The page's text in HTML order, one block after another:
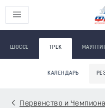
ШОССЕ ТРЕК
КАЛЕНДАРЬ
Первенство и